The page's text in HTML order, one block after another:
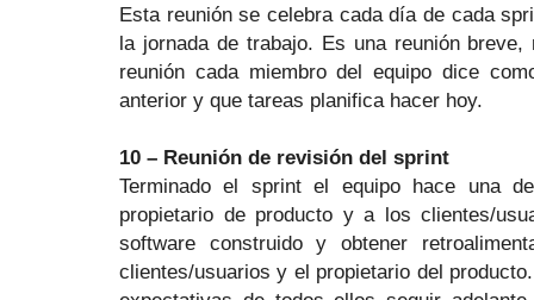
Esta reunión se celebra cada día de cada
la jornada de trabajo. Es una reunión
reunión cada miembro del equipo dice
anterior y que tareas planifica hacer hoy.
10 – Reunión de revisión del sprint
Terminado el sprint el equipo hace una
propietario de producto y a los clientes/
software construido y obtener
clientes/usuarios y el propietario del